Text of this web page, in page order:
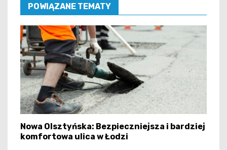
POWIĄZANE TEMATY
Nowa Olsztyńska: Bezpieczniejsza i bardziej
komfortowa ulica w Łodzi